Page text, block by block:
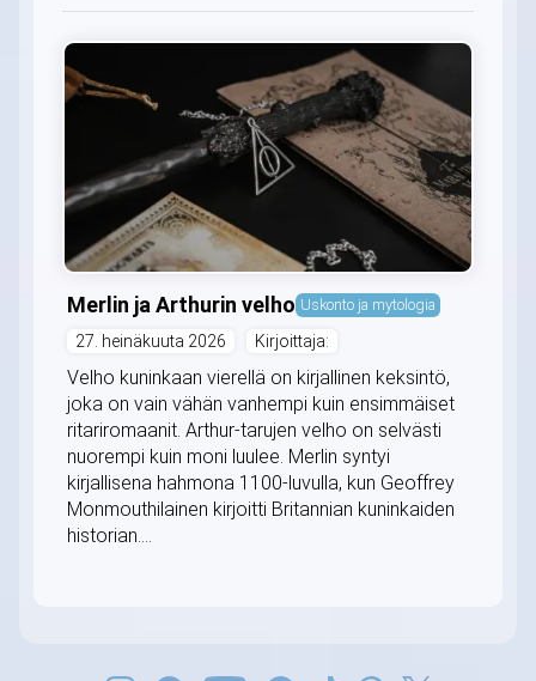
Merlin ja Arthurin velho Uskonto ja mytologia
27. heinäkuuta 2026 Kirjoittaja:
Velho kuninkaan vierellä on kirjallinen keksintö,
joka on vain vähän vanhempi kuin ensimmäiset
ritariromaanit. Arthur-tarujen velho on selvästi
nuorempi kuin moni luulee. Merlin syntyi
kirjallisena hahmona 1100-luvulla, kun Geoffrey
Monmouthilainen kirjoitti Britannian kuninkaiden
historian....